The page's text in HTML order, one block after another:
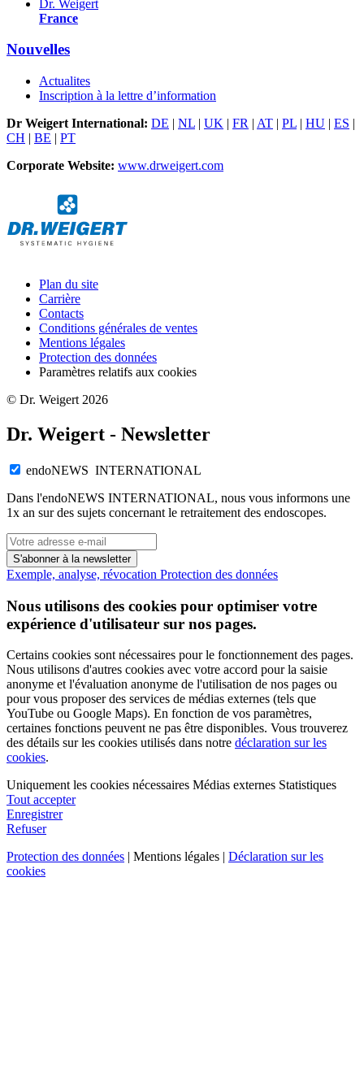
Dr. Weigert
France
Nouvelles
Actualites
Inscription à la lettre d’information
Dr Weigert International: DE | NL | UK | FR | AT | PL | HU | ES |
CH | BE | PT
Corporate Website: www.drweigert.com
Plan du site
Carrière
Contacts
Conditions générales de ventes
Mentions légales
Protection des données
Paramètres relatifs aux cookies
© Dr. Weigert 2026
Dr. Weigert - Newsletter
endoNEWS INTERNATIONAL
Dans l'endoNEWS INTERNATIONAL, nous vous informons une
1x an sur des sujets concernant le retraitement des endoscopes.
S'abonner à la newsletter
Exemple, analyse, révocation Protection des données
Nous utilisons des cookies pour optimiser votre
expérience d'utilisateur sur nos pages.
Certains cookies sont nécessaires pour le fonctionnement des pages.
Nous utilisons d'autres cookies avec votre accord pour la saisie
anonyme et l'évaluation anonyme de l'utilisation de nos pages ou
pour vous proposer des services de médias externes (tels que
YouTube ou Google Maps). En fonction de vos paramètres,
certaines fonctions peuvent ne pas être disponibles. Vous trouverez
des détails sur les cookies utilisés dans notre déclaration sur les
cookies.
Uniquement les cookies nécessaires Médias externes Statistiques
Tout accepter
Enregistrer
Refuser
Protection des données | Mentions légales | Déclaration sur les
cookies